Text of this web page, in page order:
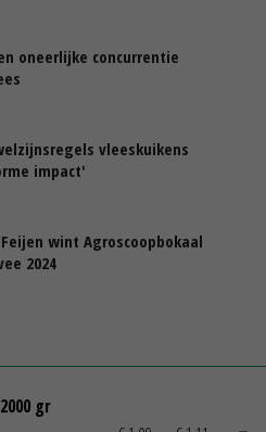
oneerlijke concurrentie
vleeskuikens
impact'
wint Agroscoopbokaal
2024
gr